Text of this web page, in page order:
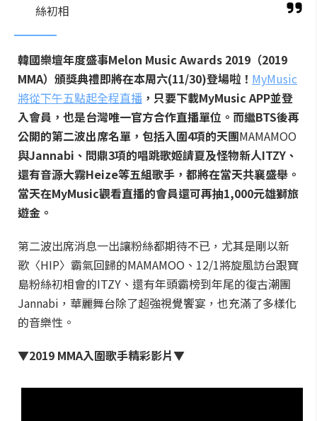
絲初相
韓國樂壇年度盛事Melon Music Awards 2019 （2019
MMA）頒獎典禮即將在本周六(11/30)登場啦！ MyMusic
將從下午五點起全程直播 ，只要下載MyMusic APP並登
入會員，也是台灣唯一官方合作直播單位。而繼BTS後再
公開的第二波出席名單，包括入圍4項的天團MAMAMOO
與Jannabi 、問鼎3項的唱跳歌姬請夏及怪物新人ITZY 、
還有音源大霧Heize等五組歌手，都將在當天共襄盛舉。
當天在MyMusic觀看直播的會員還可再抽1,000元雄獅旅
遊金。
第二波出席消息一出讓粉絲都期待不已，尤其是剛以新
歌〈HIP〉霸氣回歸的MAMAMOO、12/1將旋風訪台跟寶
島粉絲初相會的ITZY、還有年頭霸榜到年尾的復古潮團
Jannabi，華麗舞台除了超強視覺饗宴，也充滿了多樣化
的音樂性。
▼2019 MMA入圍歌手精彩影片▼